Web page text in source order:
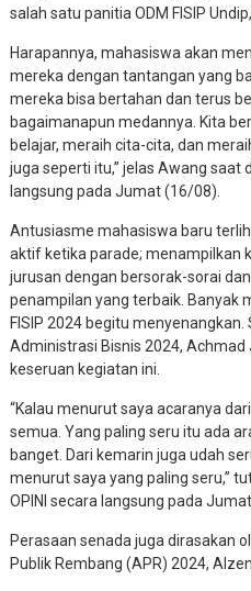
salah satu panitia ODM FISIP
Harapannya, mahasiswa akan
mereka dengan tantangan yang
mereka bisa bertahan dan terus
bagaimanapun medannya. Kita
belajar, meraih cita-cita, dan
juga seperti itu,” jelas Awang saat
langsung pada Jumat (16/08).
Antusiasme mahasiswa baru
aktif ketika parade; menampilkan
jurusan dengan bersorak-sorai
penampilan yang terbaik. Banyak
FISIP 2024 begitu
Administrasi Bisnis 2024,
keseruan kegiatan ini.
“Kalau menurut saya acaranya
semua. Yang paling seru itu ada
banget. Dari kemarin juga udah
menurut saya yang paling seru,”
OPINI secara langsung pada
Perasaan senada juga dirasakan
Publik Rembang (APR) 2024,